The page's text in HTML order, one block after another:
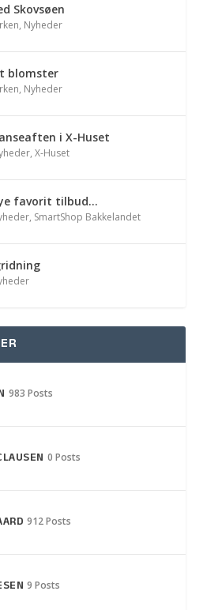
Skovsøen
, Nyheder
blomster
, Nyheder
i X-Huset
,X-Huset
favorit tilbud…
, SmartShop Bakkelandet
983 Posts
0 Posts
912 Posts
9 Posts